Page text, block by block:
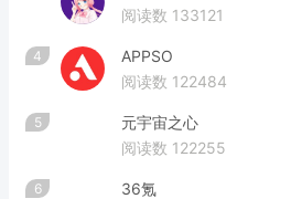
阅读数 133121
4
APPSO
阅读数 122484
5
元宇宙之心
阅读数 122255
6
36氪